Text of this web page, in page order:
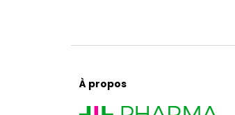
À propos